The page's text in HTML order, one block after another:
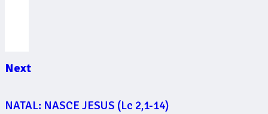
Next
NATAL: NASCE JESUS (Lc 2,1-14)